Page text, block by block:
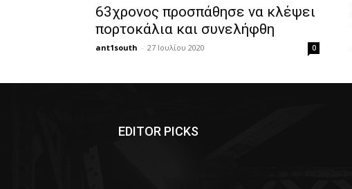
63χρονος προσπάθησε να κλέψει
πορτοκάλια και συνελήφθη
ant1south - 27 Ιουλίου 2020 0
EDITOR PICKS